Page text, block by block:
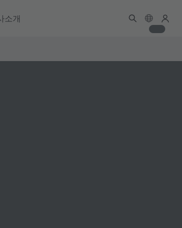
소개